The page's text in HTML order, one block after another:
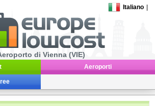
Italiano
di Vienna (VIE)
Aeroporti